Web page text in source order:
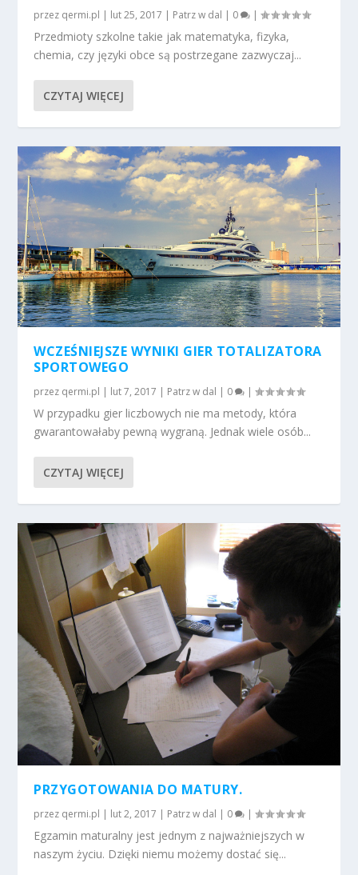
przez qermi.pl | lut 25, 2017 | Patrz w dal | 0 |
Przedmioty szkolne takie jak matematyka, fizyka,
chemia, czy języki obce są postrzegane zazwyczaj...
CZYTAJ WIĘCEJ
WCZEŚNIEJSZE WYNIKI GIER TOTALIZATORA
SPORTOWEGO
przez qermi.pl | lut 7, 2017 | Patrz w dal | 0 |
W przypadku gier liczbowych nie ma metody, która
gwarantowałaby pewną wygraną. Jednak wiele osób...
CZYTAJ WIĘCEJ
PRZYGOTOWANIA DO MATURY.
przez qermi.pl | lut 2, 2017 | Patrz w dal | 0 |
Egzamin maturalny jest jednym z najważniejszych w
naszym życiu. Dzięki niemu możemy dostać się...